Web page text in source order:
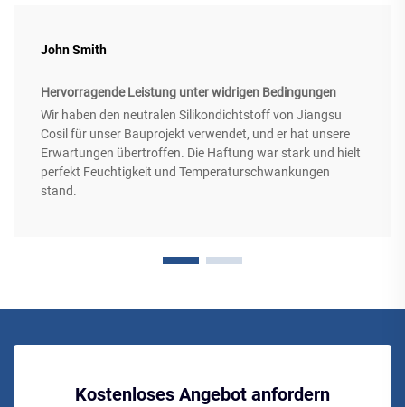
John Smith
Hervorragende Leistung unter widrigen Bedingungen
Wir haben den neutralen Silikondichtstoff von Jiangsu
Cosil für unser Bauprojekt verwendet, und er hat unsere
Erwartungen übertroffen. Die Haftung war stark und hielt
perfekt Feuchtigkeit und Temperaturschwankungen
stand.
Kostenloses Angebot anfordern